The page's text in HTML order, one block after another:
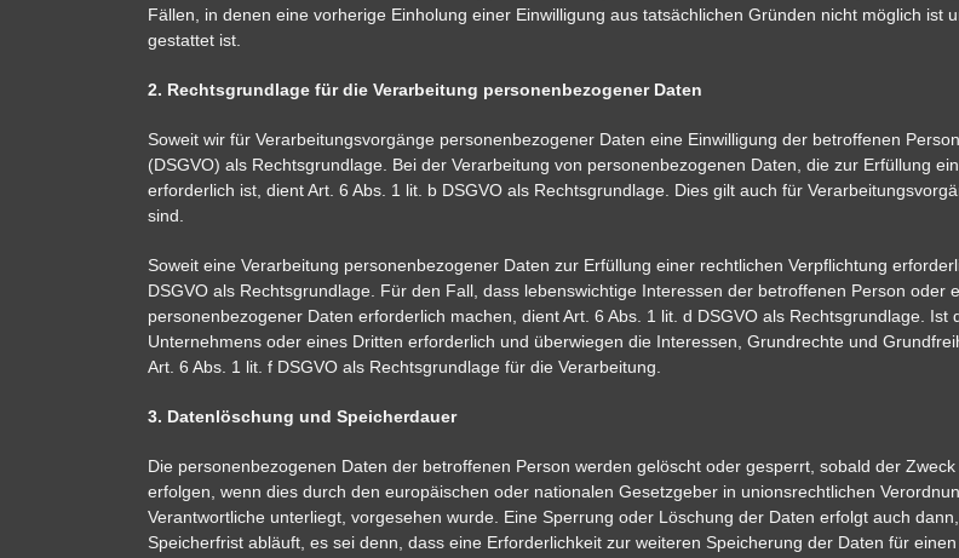
Fällen, in denen eine vorherige Einholung einer Einwilligung aus tatsächlichen Gründen nicht möglich ist
gestattet ist.
2. Rechtsgrundlage für die Verarbeitung personenbezogener Daten
Soweit wir für Verarbeitungsvorgänge personenbezogener Daten eine Einwilligung der betroffenen
(DSGVO) als Rechtsgrundlage. Bei der Verarbeitung von personenbezogenen Daten, die zur Erfüllung
erforderlich ist, dient Art. 6 Abs. 1 lit. b DSGVO als Rechtsgrundlage. Dies gilt auch für
sind.
Soweit eine Verarbeitung personenbezogener Daten zur Erfüllung einer rechtlichen Verpflichtung
DSGVO als Rechtsgrundlage. Für den Fall, dass lebenswichtige Interessen der betroffenen Person oder
personenbezogener Daten erforderlich machen, dient Art. 6 Abs. 1 lit. d DSGVO als Rechtsgrundlage.
Unternehmens oder eines Dritten erforderlich und überwiegen die Interessen, Grundrechte und
Art. 6 Abs. 1 lit. f DSGVO als Rechtsgrundlage für die Verarbeitung.
3. Datenlöschung und Speicherdauer
Die personenbezogenen Daten der betroffenen Person werden gelöscht oder gesperrt, sobald der
erfolgen, wenn dies durch den europäischen oder nationalen Gesetzgeber in unionsrechtlichen
Verantwortliche unterliegt, vorgesehen wurde. Eine Sperrung oder Löschung der Daten erfolgt auch
Speicherfrist abläuft, es sei denn, dass eine Erforderlichkeit zur weiteren Speicherung der Daten für